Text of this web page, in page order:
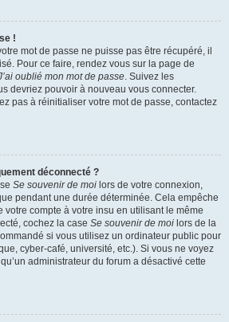
!
mot de passe ne puisse pas être récupéré, il
Pour ce faire, rendez vous sur la page de
oublié mon mot de passe. Suivez les
devriez pouvoir à nouveau vous connecter.
pas à réinitialiser votre mot de passe, contactez
déconnecté ?
Se souvenir de moi lors de votre connexion,
pendant une durée déterminée. Cela empêche
votre compte à votre insu en utilisant le même
cochez la case Se souvenir de moi lors de la
si vous utilisez un ordinateur public pour
cyber-café, université, etc.). Si vous ne voyez
administrateur du forum a désactivé cette